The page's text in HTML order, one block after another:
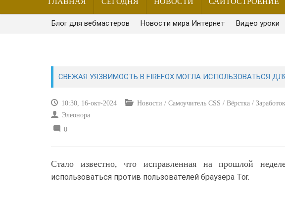
Блог для вебмастеров Новости мира Интернет Видео уроки
СВЕЖАЯ УЯЗВИМОСТЬ В FIREFOX МОГЛА ИСПОЛЬЗОВАТЬСЯ
10:30, 16-окт-2024
Новости / Самоучитель CSS / Вёрстка /
Элеонора
0
Стало известно, что исправленная на прошлой
использоваться против пользователей браузера Tor.